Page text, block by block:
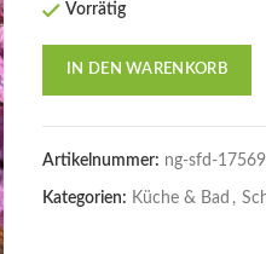
Vorrätig
IN DEN WARENKORB
Artikelnummer: ng-sfd-17569
Kategorien: Küche & Bad ,